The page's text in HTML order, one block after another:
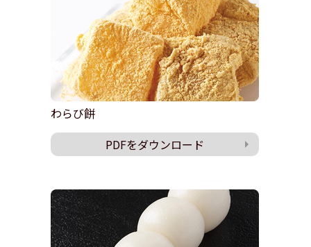
わらび餅
PDFをダウンロード